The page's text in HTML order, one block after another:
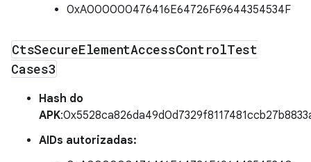
0xA000000476416E64726F69644354534F
CtsSecureElementAccessControlTest
Cases3
Hash do
APK
AIDs autorizadas: